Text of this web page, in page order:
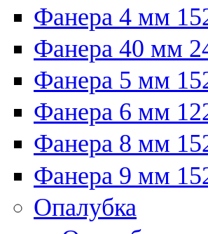
Фанера 4 мм
Фанера 40 мм
Фанера 5 мм
Фанера 6 мм
Фанера 8 мм
Фанера 9 мм
Опалубка